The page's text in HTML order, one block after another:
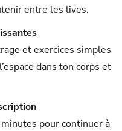
entre les lives.
et exercices simples
dans ton corps et
pour continuer à